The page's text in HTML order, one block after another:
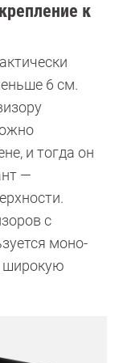
к
6 см.
и тогда он
—
с
моно-
широкую